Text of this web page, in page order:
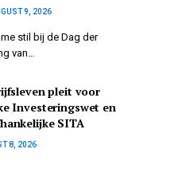
9, 2026
stil bij de Dag der
van…
pleit voor
Investeringswet en
SITA
8, 2026